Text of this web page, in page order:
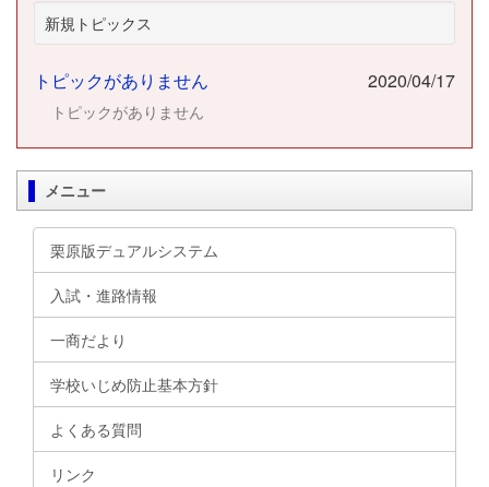
新規トピックス
トピックがありません 2020/04/17
トピックがありません
メニュー
栗原版デュアルシステム
入試・進路情報
一商だより
学校いじめ防止基本方針
よくある質問
リンク